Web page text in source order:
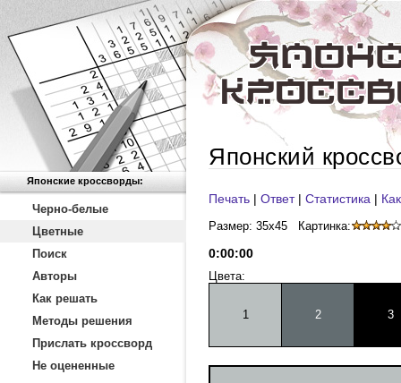
Японские кроссворды:
Черно-белые
Цветные
Поиск
Авторы
Как решать
Методы решения
Прислать кроссворд
Не оцененные
Японский
Печать | Ответ| Статистика |
Размер: 35x45 Картинка:
0:00:00
Цвета:
1 2 3